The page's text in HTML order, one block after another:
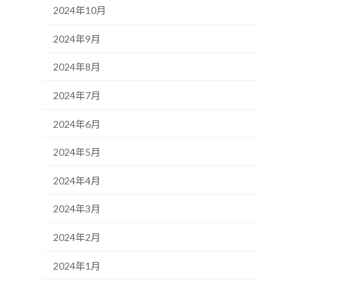
2024年10月
2024年9月
2024年8月
2024年7月
2024年6月
2024年5月
2024年4月
2024年3月
2024年2月
2024年1月